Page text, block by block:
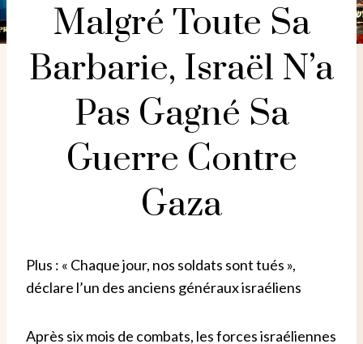
Malgré Toute Sa
Barbarie, Israël N’a
Pas Gagné Sa
Guerre Contre
Gaza
Plus : « Chaque jour, nos soldats sont tués »,
déclare l’un des anciens généraux israéliens
Après six mois de combats, les forces israéliennes